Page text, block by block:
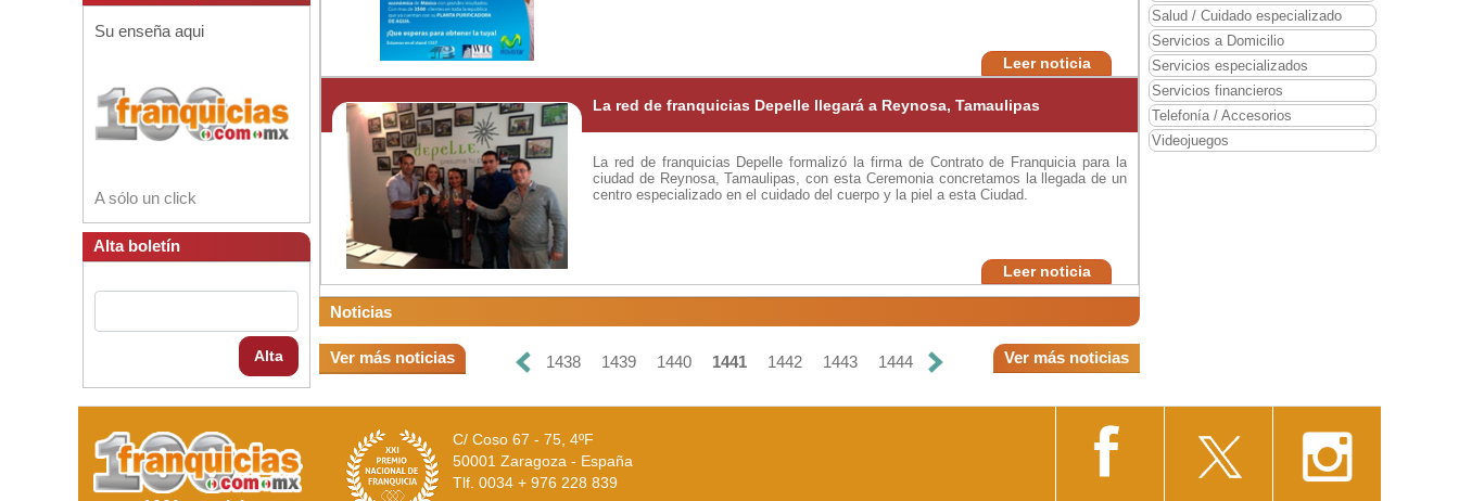
Su enseña aqui
A sólo un click
Alta boletín
Alta
Leer noticia
La red de franquicias Depelle llegará a Reynosa, Tamaulipas
La red de franquicias Depelle formalizó la firma de Contrato de Franquicia para la
ciudad de Reynosa, Tamaulipas, con esta Ceremonia concretamos la llegada de un
centro especializado en el cuidado del cuerpo y la piel a esta Ciudad.
Leer noticia
Noticias
Ver más noticias 1438 1439 1440 1441 1442 1443 1444 Ver más noticias
Salud / Cuidado especializado
Servicios a Domicilio
Servicios especializados
Servicios financieros
Telefonía / Accesorios
Videojuegos
C/ Coso 67 - 75, 4ºF
50001 Zaragoza - España
Tlf. 0034 + 976 228 839